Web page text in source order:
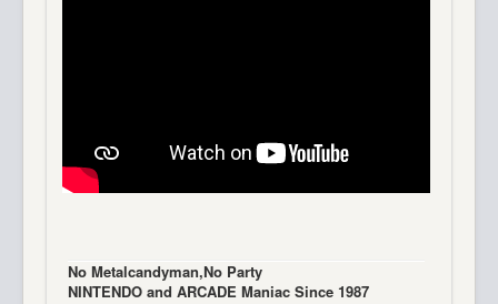
Νo Μetalcandyman,No Party
NINTENDO and ARCADE Maniac Since 1987